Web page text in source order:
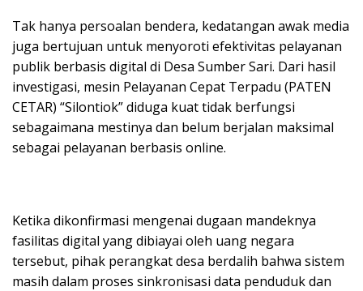
Tak hanya persoalan bendera, kedatangan awak media
juga bertujuan untuk menyoroti efektivitas pelayanan
publik berbasis digital di Desa Sumber Sari. Dari hasil
investigasi, mesin Pelayanan Cepat Terpadu (PATEN
CETAR) “Silontiok” diduga kuat tidak berfungsi
sebagaimana mestinya dan belum berjalan maksimal
sebagai pelayanan berbasis online.
Ketika dikonfirmasi mengenai dugaan mandeknya
fasilitas digital yang dibiayai oleh uang negara
tersebut, pihak perangkat desa berdalih bahwa sistem
masih dalam proses sinkronisasi data penduduk dan